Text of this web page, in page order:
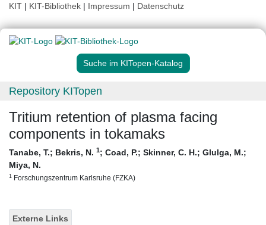
KIT | KIT-Bibliothek | Impressum | Datenschutz
Suche im KITopen-Katalog
Repository KITopen
Tritium retention of plasma facing
components in tokamaks
Tanabe, T.; Bekris, N. 1; Coad, P.; Skinner, C. H.; Glulga, M.;
Miya, N.
1 Forschungszentrum Karlsruhe (FZKA)
Externe Links